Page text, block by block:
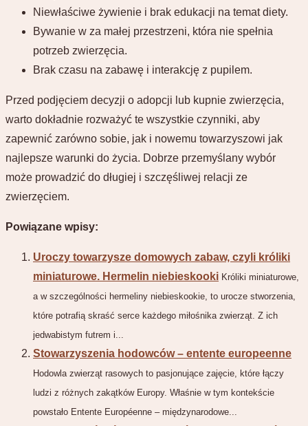
Niewłaściwe żywienie i brak edukacji na temat diety.
Bywanie w za małej przestrzeni, która nie spełnia
potrzeb zwierzęcia.
Brak czasu na zabawę i interakcję z pupilem.
Przed podjęciem decyzji o adopcji lub kupnie zwierzęcia,
warto dokładnie rozważyć te wszystkie czynniki, aby
zapewnić zarówno sobie, jak i nowemu towarzyszowi jak
najlepsze warunki do życia. Dobrze przemyślany wybór
może prowadzić do długiej i szczęśliwej relacji ze
zwierzęciem.
Powiązane wpisy:
Uroczy towarzysze domowych zabaw, czyli króliki
miniaturowe. Hermelin niebieskooki Króliki miniaturowe,
a w szczególności hermeliny niebieskookie, to urocze stworzenia,
które potrafią skraść serce każdego miłośnika zwierząt. Z ich
jedwabistym futrem i...
Stowarzyszenia hodowców – entente europeenne
Hodowla zwierząt rasowych to pasjonujące zajęcie, które łączy
ludzi z różnych zakątków Europy. Właśnie w tym kontekście
powstało Entente Européenne – międzynarodowe...